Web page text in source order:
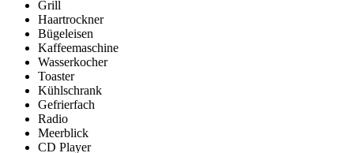
Grill
Haartrockner
Bügeleisen
Kaffeemaschine
Wasserkocher
Toaster
Kühlschrank
Gefrierfach
Radio
Meerblick
CD Player